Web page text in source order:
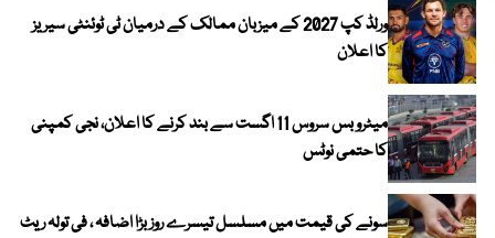
ورلڈ کپ 2027 کے میزبان ممالک کے درمیان ٹی ٹوئنٹی سیریز
کا اعلان
میٹرو بس سروس 11 اگست سے بند کرنے کا اعلان، نجی کمپنی
کا حتمی نوٹس
سونے کی قیمت میں مسلسل تیسرے روز بڑا اضافہ ، فی تولہ ریٹ